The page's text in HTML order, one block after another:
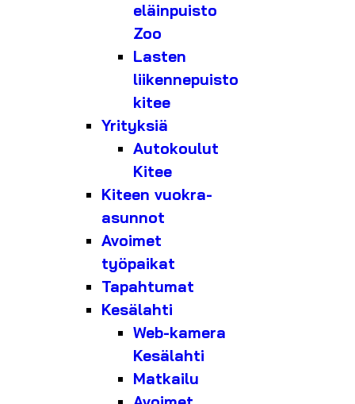
eläinpuisto
Zoo
Lasten
liikennepuisto
kitee
Yrityksiä
Autokoulut
Kitee
Kiteen vuokra-
asunnot
Avoimet
työpaikat
Tapahtumat
Kesälahti
Web-kamera
Kesälahti
Matkailu